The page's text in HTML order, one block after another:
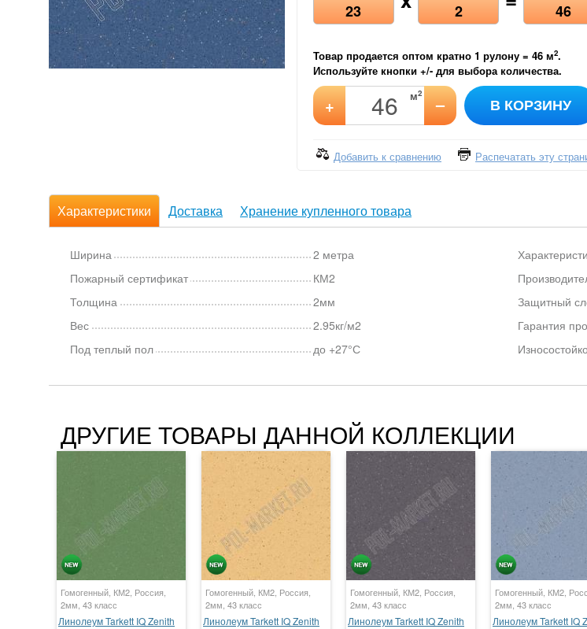
23 2 46
Товар продается оптом кратно 1 рулону = 46 м2.
Используйте кнопки +/- для выбора количества.
+ м2 – В КОРЗИНУ
Добавить к сравнению Распечатать эту
Характеристики Доставка Хранение купленного товара
Ширина
2 метра
Пожарный сертификат
КМ2
Толщина
2мм
Вес
2.95кг/м2
Под теплый пол
до +27°С
Защитный
Гарантия
ДРУГИЕ ТОВАРЫ ДАННОЙ КОЛЛЕКЦИИ
Гомогенный, КМ2, Россия,
2мм, 43 класс
Линолеум Tarkett IQ Zenith
Гомогенный, КМ2, Россия,
2мм, 43 класс
Линолеум Tarkett IQ Zenith
Гомогенный, КМ2, Россия,
2мм, 43 класс
Линолеум Tarkett IQ Zenith
Гомогенный, КМ2,
2мм, 43 класс
Линолеум Tarkett IQ